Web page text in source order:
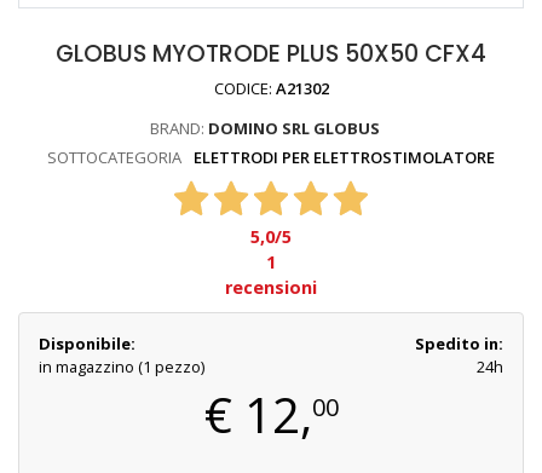
GLOBUS MYOTRODE PLUS 50X50 CFX4
CODICE: A21302
BRAND: DOMINO SRL GLOBUS
SOTTOCATEGORIA
ELETTRODI PER ELETTROSTIMOLATORE
5,0/5
1
recensioni
Disponibile:
in magazzino (1 pezzo)
Spedito in:
24h
€ 12,00